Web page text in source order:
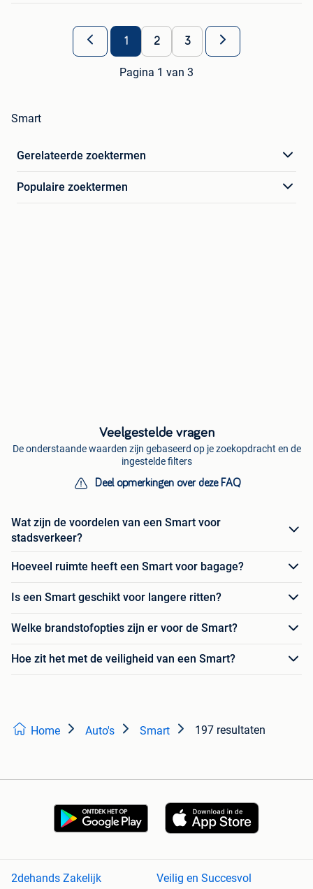
1 2 3
Pagina 1 van 3
Smart
Gerelateerde zoektermen
Populaire zoektermen
Veelgestelde vragen
De onderstaande waarden zijn gebaseerd op je zoekopdracht en de
ingestelde filters
Deel opmerkingen over deze FAQ
Wat zijn de voordelen van een Smart voor
stadsverkeer?
Hoeveel ruimte heeft een Smart voor bagage?
Is een Smart geschikt voor langere ritten?
Welke brandstofopties zijn er voor de Smart?
Hoe zit het met de veiligheid van een Smart?
Home Auto's Smart 197 resultaten
2dehands Zakelijk Veilig en Succesvol